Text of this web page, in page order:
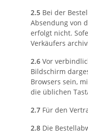
2.5 Bei der
Absendung von
erfolgt nicht.
Verkäufers
2.6 Vor
Bildschirm
Browsers sein,
die üblichen
2.7 Für den
2.8 Die